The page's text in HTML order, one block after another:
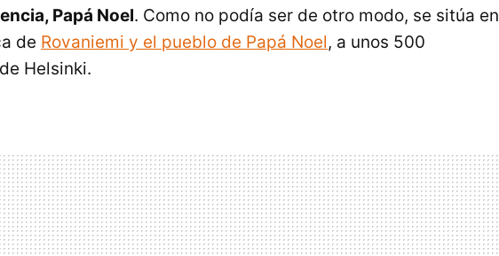
Papá Noel. Como no podía ser de otro modo, se sitúa en
de Rovaniemi y el pueblo de Papá Noel, a unos 500
Helsinki.